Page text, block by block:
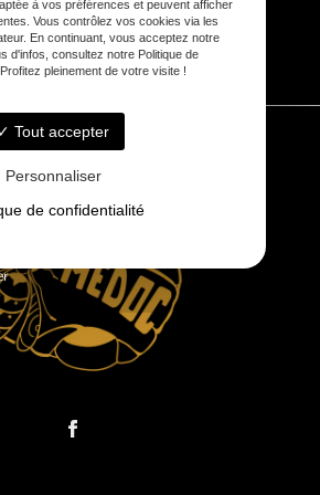
7j/7 :8h - 20h
à vos préférences et peuvent afficher
Vous contrôlez vos cookies via les
En continuant, vous acceptez notre
d'infos, consultez notre Politique de
pleinement de votre visite !
Tout accepter
Personnaliser
de confidentialité